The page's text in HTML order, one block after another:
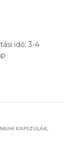
idő: 3-4
KAPSZULÁK,